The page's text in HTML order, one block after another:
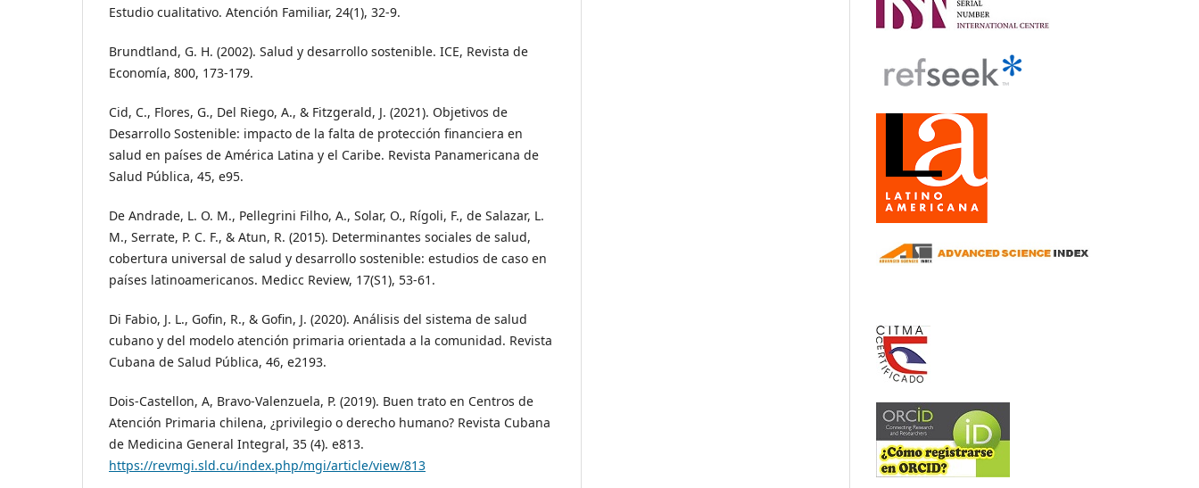
Estudio cualitativo. Atención Familiar, 24(1), 32-9.
Brundtland, G. H. (2002). Salud y desarrollo sostenible. ICE, Revista de
Economía, 800, 173-179.
Cid, C., Flores, G., Del Riego, A., & Fitzgerald, J. (2021). Objetivos de
Desarrollo Sostenible: impacto de la falta de protección financiera en
salud en países de América Latina y el Caribe. Revista Panamericana de
Salud Pública, 45, e95.
De Andrade, L. O. M., Pellegrini Filho, A., Solar, O., Rígoli, F., de Salazar, L.
M., Serrate, P. C. F., & Atun, R. (2015). Determinantes sociales de salud,
cobertura universal de salud y desarrollo sostenible: estudios de caso en
países latinoamericanos. Medicc Review, 17(S1), 53-61.
Di Fabio, J. L., Gofin, R., & Gofin, J. (2020). Análisis del sistema de salud
cubano y del modelo atención primaria orientada a la comunidad. Revista
Cubana de Salud Pública, 46, e2193.
Dois-Castellon, A, Bravo-Valenzuela, P. (2019). Buen trato en Centros de
Atención Primaria chilena, ¿privilegio o derecho humano? Revista Cubana
de Medicina General Integral, 35 (4). e813.
https://revmgi.sld.cu/index.php/mgi/article/view/813